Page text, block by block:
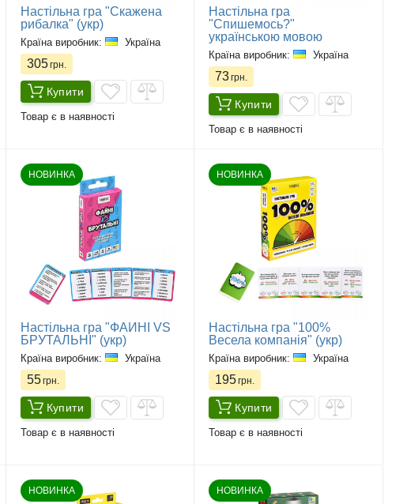
Настільна гра "Скажена
рибалка" (укр)
Країна виробник: Україна
305грн.
Купити
Товар є в наявності
Настільна гра
"Спишемось?"
українською мовою
Країна виробник: Україна
73грн.
Купити
Товар є в наявності
НОВИНКА
Настільна гра "ФАЙНІ VS
БРУТАЛЬНІ" (укр)
Країна виробник: Україна
55грн.
Купити
Товар є в наявності
НОВИНКА
Настільна гра "100%
Весела компанія" (укр)
Країна виробник: Україна
195грн.
Купити
Товар є в наявності
НОВИНКА НОВИНКА